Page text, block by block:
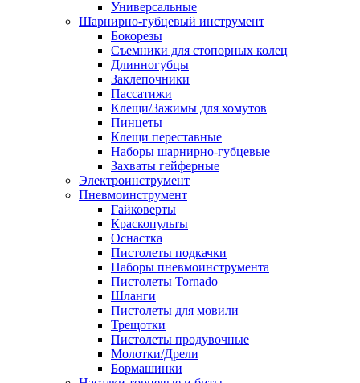
Универсальные
Шарнирно-губцевый инструмент
Бокорезы
Съемники для стопорных колец
Длинногубцы
Заклепочники
Пассатижи
Клещи/Зажимы для хомутов
Пинцеты
Клещи переставные
Наборы шарнирно-губцевые
Захваты гейферные
Электроинструмент
Пневмоинструмент
Гайковерты
Краскопульты
Оснастка
Пистолеты подкачки
Наборы пневмоинструмента
Пистолеты Tornado
Шланги
Пистолеты для мовили
Трещотки
Пистолеты продувочные
Молотки/Дрели
Бормашинки